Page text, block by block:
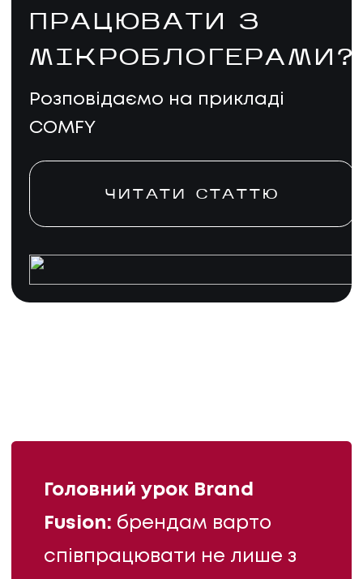
ПРАЦЮВАТИ З
МІКРОБЛОГЕРАМИ?
Розповідаємо на прикладі
COMFY
ЧИТАТИ СТАТТЮ
Головний урок Brand
Fusion: брендам варто
співпрацювати не лише з